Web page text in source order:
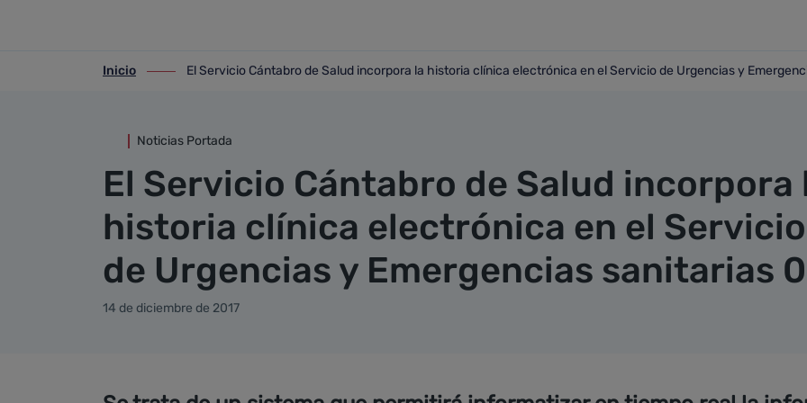
ir-a inicio
Inicio
ir-a El Servicio Cántabro de Salud incorpora la historia clínica electrónica en el Servicio de
El Servicio Cántabro de Salud incorpora la historia clínica electrónica en el Servicio de Urgencias y
Noticias Portada
El Servicio Cántabro de Salud incorpora
historia clínica electrónica en el Servicio
de Urgencias y Emergencias sanitarias
14 de diciembre de 2017